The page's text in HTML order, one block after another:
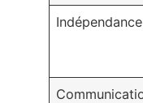
Indépendance